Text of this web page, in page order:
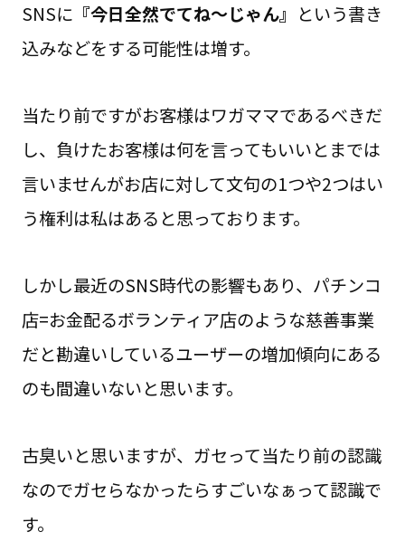
SNSに 『今日全然でてね～じゃん』 という書き
込みなどをする可能性は増す。
当たり前ですがお客様はワガママであるべきだ
し、負けたお客様は何を言ってもいいとまでは
言いませんがお店に対して文句の1つや2つはい
う権利は私はあると思っております。
しかし最近のSNS時代の影響もあり、パチンコ
店=お金配るボランティア店のような慈善事業
だと勘違いしているユーザーの増加傾向にある
のも間違いないと思います。
古臭いと思いますが、ガセって当たり前の認識
なのでガセらなかったらすごいなぁって認識で
す。